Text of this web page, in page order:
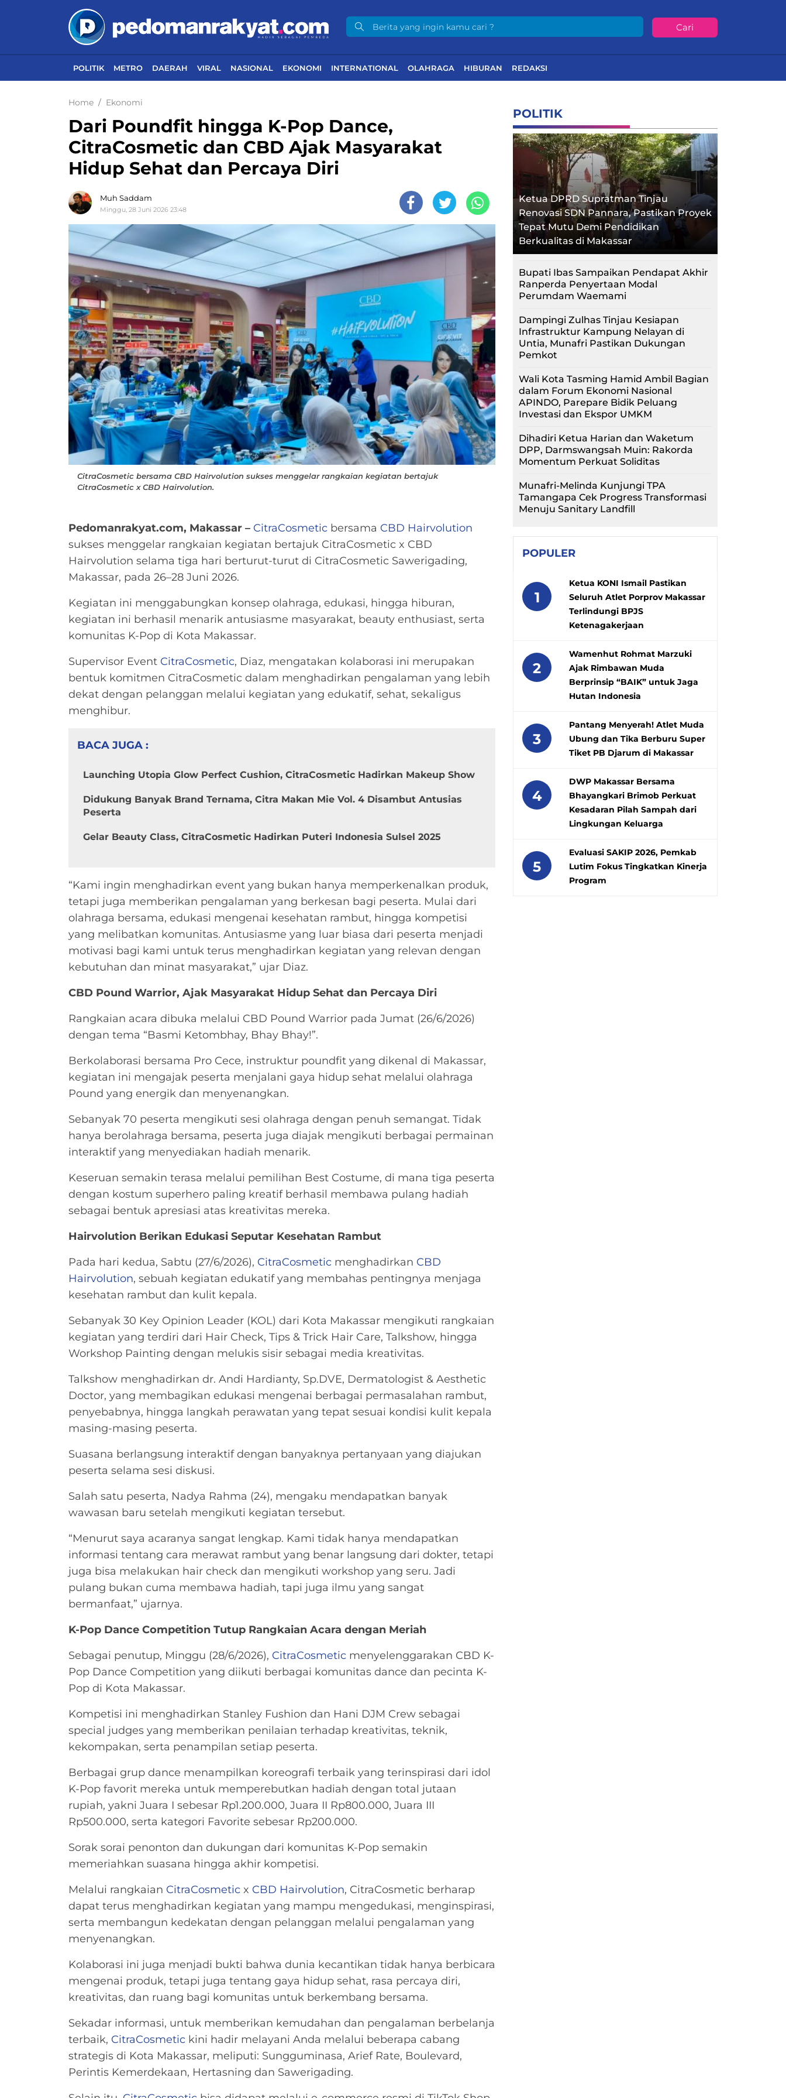
Cari
POLITIK METRO DAERAH VIRAL NASIONAL EKONOMI INTERNATIONAL OLAHRAGA HIBURAN REDAKSI
Home Ekonomi
Dari Poundfit hingga K-Pop Dance,
CitraCosmetic dan CBD Ajak Masyarakat
Hidup Sehat dan Percaya Diri
Muh Saddam
Minggu, 28 Juni 2026 23:48
CitraCosmetic bersama CBD Hairvolution sukses menggelar rangkaian kegiatan bertajuk
CitraCosmetic x CBD Hairvolution.
Pedomanrakyat.com, Makassar – CitraCosmetic bersama CBD Hairvolution
sukses menggelar rangkaian kegiatan bertajuk CitraCosmetic x CBD
Hairvolution selama tiga hari berturut-turut di CitraCosmetic Sawerigading,
Makassar, pada 26–28 Juni 2026.
Kegiatan ini menggabungkan konsep olahraga, edukasi, hingga hiburan,
kegiatan ini berhasil menarik antusiasme masyarakat, beauty enthusiast, serta
komunitas K-Pop di Kota Makassar.
Supervisor Event CitraCosmetic, Diaz, mengatakan kolaborasi ini merupakan
bentuk komitmen CitraCosmetic dalam menghadirkan pengalaman yang lebih
dekat dengan pelanggan melalui kegiatan yang edukatif, sehat, sekaligus
menghibur.
BACA JUGA :
Launching Utopia Glow Perfect Cushion, CitraCosmetic Hadirkan Makeup Show
Didukung Banyak Brand Ternama, Citra Makan Mie Vol. 4 Disambut Antusias
Peserta
Gelar Beauty Class, CitraCosmetic Hadirkan Puteri Indonesia Sulsel 2025
“Kami ingin menghadirkan event yang bukan hanya memperkenalkan produk,
tetapi juga memberikan pengalaman yang berkesan bagi peserta. Mulai dari
olahraga bersama, edukasi mengenai kesehatan rambut, hingga kompetisi
yang melibatkan komunitas. Antusiasme yang luar biasa dari peserta menjadi
motivasi bagi kami untuk terus menghadirkan kegiatan yang relevan dengan
kebutuhan dan minat masyarakat,” ujar Diaz.
CBD Pound Warrior, Ajak Masyarakat Hidup Sehat dan Percaya Diri
Rangkaian acara dibuka melalui CBD Pound Warrior pada Jumat (26/6/2026)
dengan tema “Basmi Ketombhay, Bhay Bhay!”.
Berkolaborasi bersama Pro Cece, instruktur poundfit yang dikenal di Makassar,
kegiatan ini mengajak peserta menjalani gaya hidup sehat melalui olahraga
Pound yang energik dan menyenangkan.
Sebanyak 70 peserta mengikuti sesi olahraga dengan penuh semangat. Tidak
hanya berolahraga bersama, peserta juga diajak mengikuti berbagai permainan
interaktif yang menyediakan hadiah menarik.
Keseruan semakin terasa melalui pemilihan Best Costume, di mana tiga peserta
dengan kostum superhero paling kreatif berhasil membawa pulang hadiah
sebagai bentuk apresiasi atas kreativitas mereka.
Hairvolution Berikan Edukasi Seputar Kesehatan Rambut
Pada hari kedua, Sabtu (27/6/2026), CitraCosmetic menghadirkan CBD
Hairvolution, sebuah kegiatan edukatif yang membahas pentingnya menjaga
kesehatan rambut dan kulit kepala.
Sebanyak 30 Key Opinion Leader (KOL) dari Kota Makassar mengikuti rangkaian
kegiatan yang terdiri dari Hair Check, Tips & Trick Hair Care, Talkshow, hingga
Workshop Painting dengan melukis sisir sebagai media kreativitas.
Talkshow menghadirkan dr. Andi Hardianty, Sp.DVE, Dermatologist & Aesthetic
Doctor, yang membagikan edukasi mengenai berbagai permasalahan rambut,
penyebabnya, hingga langkah perawatan yang tepat sesuai kondisi kulit kepala
masing-masing peserta.
Suasana berlangsung interaktif dengan banyaknya pertanyaan yang diajukan
peserta selama sesi diskusi.
Salah satu peserta, Nadya Rahma (24), mengaku mendapatkan banyak
wawasan baru setelah mengikuti kegiatan tersebut.
“Menurut saya acaranya sangat lengkap. Kami tidak hanya mendapatkan
informasi tentang cara merawat rambut yang benar langsung dari dokter, tetapi
juga bisa melakukan hair check dan mengikuti workshop yang seru. Jadi
pulang bukan cuma membawa hadiah, tapi juga ilmu yang sangat
bermanfaat,” ujarnya.
K-Pop Dance Competition Tutup Rangkaian Acara dengan Meriah
Sebagai penutup, Minggu (28/6/2026), CitraCosmetic menyelenggarakan CBD K-
Pop Dance Competition yang diikuti berbagai komunitas dance dan pecinta K-
Pop di Kota Makassar.
Kompetisi ini menghadirkan Stanley Fushion dan Hani DJM Crew sebagai
special judges yang memberikan penilaian terhadap kreativitas, teknik,
kekompakan, serta penampilan setiap peserta.
Berbagai grup dance menampilkan koreografi terbaik yang terinspirasi dari idol
K-Pop favorit mereka untuk memperebutkan hadiah dengan total jutaan
rupiah, yakni Juara I sebesar Rp1.200.000, Juara II Rp800.000, Juara III
Rp500.000, serta kategori Favorite sebesar Rp200.000.
Sorak sorai penonton dan dukungan dari komunitas K-Pop semakin
memeriahkan suasana hingga akhir kompetisi.
Melalui rangkaian CitraCosmetic x CBD Hairvolution, CitraCosmetic berharap
dapat terus menghadirkan kegiatan yang mampu mengedukasi, menginspirasi,
serta membangun kedekatan dengan pelanggan melalui pengalaman yang
menyenangkan.
Kolaborasi ini juga menjadi bukti bahwa dunia kecantikan tidak hanya berbicara
mengenai produk, tetapi juga tentang gaya hidup sehat, rasa percaya diri,
kreativitas, dan ruang bagi komunitas untuk berkembang bersama.
Sekadar informasi, untuk memberikan kemudahan dan pengalaman berbelanja
terbaik, CitraCosmetic kini hadir melayani Anda melalui beberapa cabang
strategis di Kota Makassar, meliputi: Sungguminasa, Arief Rate, Boulevard,
Perintis Kemerdekaan, Hertasning dan Sawerigading.
POLITIK
Ketua DPRD Supratman Tinjau
Renovasi SDN Pannara, Pastikan Proyek
Tepat Mutu Demi Pendidikan
Berkualitas di Makassar
Bupati Ibas Sampaikan Pendapat Akhir
Ranperda Penyertaan Modal
Perumdam Waemami
Dampingi Zulhas Tinjau Kesiapan
Infrastruktur Kampung Nelayan di
Untia, Munafri Pastikan Dukungan
Pemkot
Wali Kota Tasming Hamid Ambil Bagian
dalam Forum Ekonomi Nasional
APINDO, Parepare Bidik Peluang
Investasi dan Ekspor UMKM
Dihadiri Ketua Harian dan Waketum
DPP, Darmswangsah Muin: Rakorda
Momentum Perkuat Soliditas
Munafri-Melinda Kunjungi TPA
Tamangapa Cek Progress Transformasi
Menuju Sanitary Landfill
POPULER
1
Ketua KONI Ismail Pastikan
Seluruh Atlet Porprov Makassar
Terlindungi BPJS
Ketenagakerjaan
2
Wamenhut Rohmat Marzuki
Ajak Rimbawan Muda
Berprinsip “BAIK” untuk Jaga
Hutan Indonesia
3
Pantang Menyerah! Atlet Muda
Ubung dan Tika Berburu Super
Tiket PB Djarum di Makassar
4
DWP Makassar Bersama
Bhayangkari Brimob Perkuat
Kesadaran Pilah Sampah dari
Lingkungan Keluarga
5
Evaluasi SAKIP 2026, Pemkab
Lutim Fokus Tingkatkan Kinerja
Program